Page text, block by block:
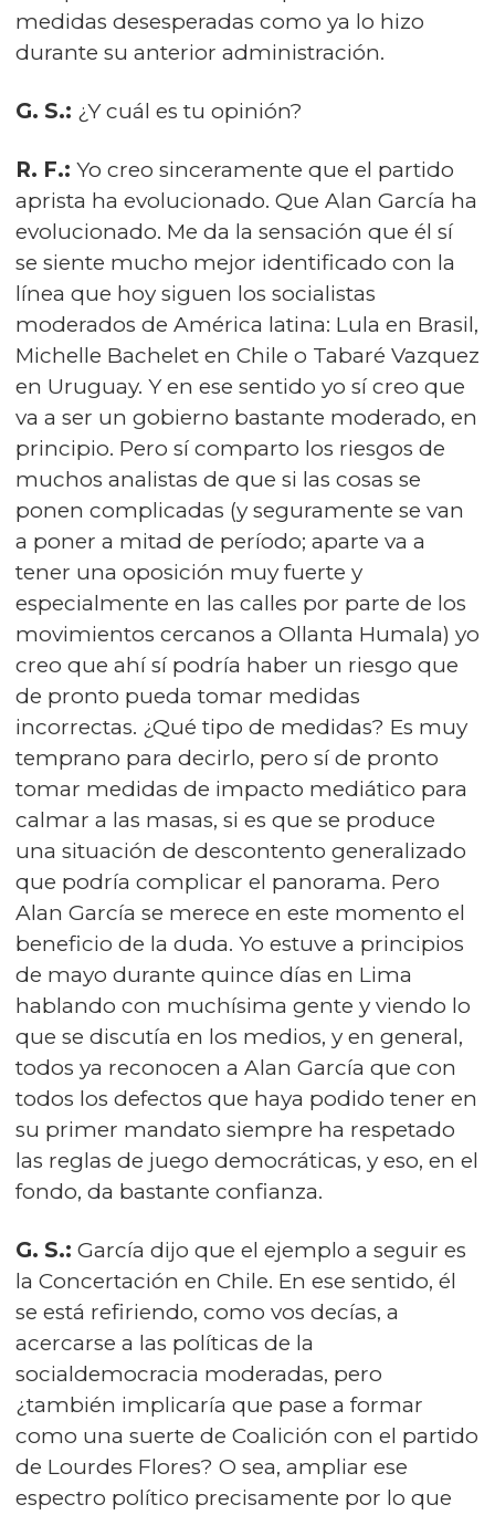
medidas desesperadas como ya lo hizo
durante su anterior administración.
G. S.: ¿Y cuál es tu opinión?
R. F.: Yo creo sinceramente que el partido
aprista ha evolucionado. Que Alan García ha
evolucionado. Me da la sensación que él sí
se siente mucho mejor identificado con la
línea que hoy siguen los socialistas
moderados de América latina: Lula en Brasil,
Michelle Bachelet en Chile o Tabaré Vazquez
en Uruguay. Y en ese sentido yo sí creo que
va a ser un gobierno bastante moderado, en
principio. Pero sí comparto los riesgos de
muchos analistas de que si las cosas se
ponen complicadas (y seguramente se van
a poner a mitad de período; aparte va a
tener una oposición muy fuerte y
especialmente en las calles por parte de los
movimientos cercanos a Ollanta Humala) yo
creo que ahí sí podría haber un riesgo que
de pronto pueda tomar medidas
incorrectas. ¿Qué tipo de medidas? Es muy
temprano para decirlo, pero sí de pronto
tomar medidas de impacto mediático para
calmar a las masas, si es que se produce
una situación de descontento generalizado
que podría complicar el panorama. Pero
Alan García se merece en este momento el
beneficio de la duda. Yo estuve a principios
de mayo durante quince días en Lima
hablando con muchísima gente y viendo lo
que se discutía en los medios, y en general,
todos ya reconocen a Alan García que con
todos los defectos que haya podido tener en
su primer mandato siempre ha respetado
las reglas de juego democráticas, y eso, en el
fondo, da bastante confianza.
G. S.: García dijo que el ejemplo a seguir es
la Concertación en Chile. En ese sentido, él
se está refiriendo, como vos decías, a
acercarse a las políticas de la
socialdemocracia moderadas, pero
¿también implicaría que pase a formar
como una suerte de Coalición con el partido
de Lourdes Flores? O sea, ampliar ese
espectro político precisamente por lo que